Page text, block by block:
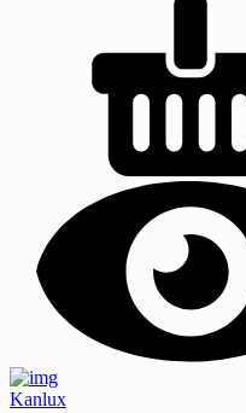
Kanlux